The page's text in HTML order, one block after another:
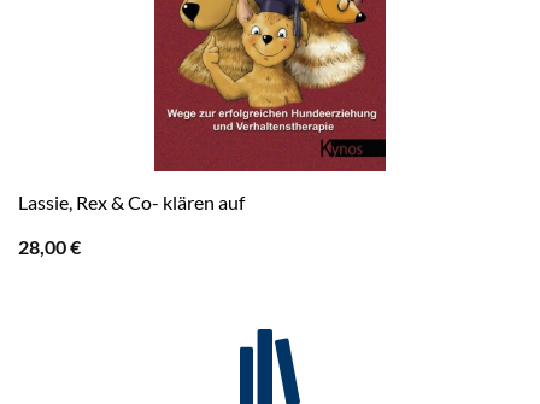
Lassie, Rex & Co- klären auf
28,00€